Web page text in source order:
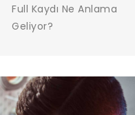
Full Kaydı Ne Anlama
Geliyor?